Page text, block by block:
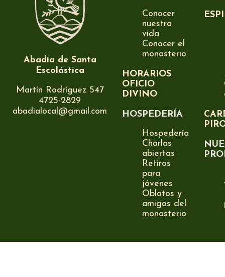
Abadía de Santa
Escolástica
Martín Rodríguez 547
4725-2829
abadialocal@gmail.com
Conocer
nuestra
vida
Conocer el
monasterio
HORARIOS
OFICIO
DIVINO
HOSPEDERÍA
Hospedería
Charlas
abiertas
Retiros
para
jóvenes
Oblatos y
amigos del
monasterio